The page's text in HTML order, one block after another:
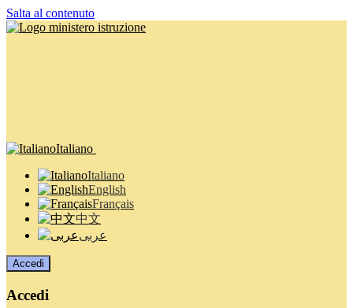
Salta al contenuto
Italiano
Italiano
English
Français
中文
عربى
Accedi
Accedi